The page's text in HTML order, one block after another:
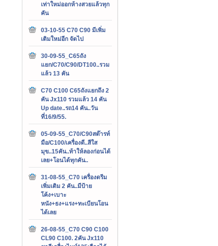
เท่าใหม่ออกห้างสวยแล้วทุก
คัน
03-10-55 C70 C90 มีเพิ่ม
เติมใหม่อีก จัดไป
30-09-55_C65ถัง
แยก/C70/C90/DT100..รวม
แล้ว 13 คัน
C70 C100 C65ถังแยกถึง 2
คัน Jx110 รวมแล้ว 14 คัน
Up date..รถ14 คัน..วัน
ที่16/9/55.
05-09-55_C70/C90สต๊ารท์
มือ/C100/เครื่องดี..สีใส
มุข..15คัน..ท้าให้ลองก่อนได้
เลย+โอนได้ทุกคัน..
31-08-55_C70 เครื่องดรีม
เพิ่มเติม 2 คัน..มีป้าย
โค้ง+เบาะ
หนัง+ธง+แรง+ทะเบียนโอน
ได้เลย
26-08-55_C70 C90 C100
CL90 C100. 2คัน Jx110